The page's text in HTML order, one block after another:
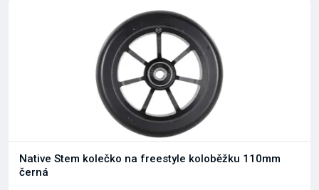
Native Stem kolečko na freestyle koloběžku 110mm
černá